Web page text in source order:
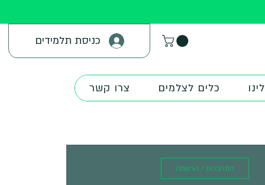
כניסת תלמידים
כלים לצלמים צרו קשר
התחברות / הרשמה